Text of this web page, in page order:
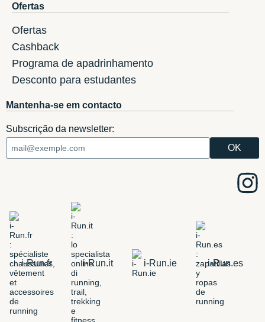
Ofertas
Ofertas
Cashback
Programa de apadrinhamento
Desconto para estudantes
Mantenha-se em contacto
Subscrição da newsletter:
i-Run.fr i-Run.it i-Run.ie i-Run.es